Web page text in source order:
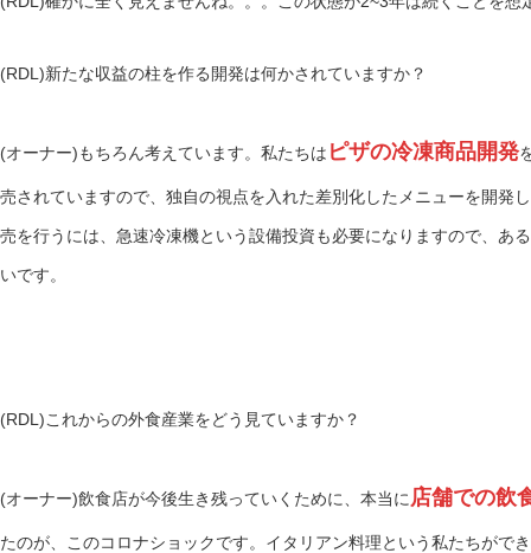
(RDL)新たな収益の柱を作る開発は何かされていますか？
(オーナー)もちろん考えています。私たちは ピザの冷凍商品開発
売されていますので、独自の視点を入れた差別化したメニューを開発
売を行うには、急速冷凍機という設備投資も必要になりますので、あ
いです。
(RDL)これからの外食産業をどう見ていますか？
(オーナー)飲食店が今後生き残っていくために、本当に店舗での飲
たのが、このコロナショックです。イタリアン料理という私たちがで